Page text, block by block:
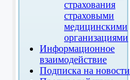
страхования
страховыми
медицинскими
организациями
Информационное
взаимодействие
Подписка на новости